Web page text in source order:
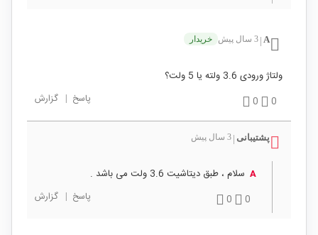
A 3 سال پیش خریدار
ولتاژ ورودی 3.6 ولته یا 5 ولت؟
0
0 پاسخ | گزارش
پشتیبانی 3 سال پیش
A سلام ، طبق دیتاشیت 3.6 ولت می باشد .
0
0 پاسخ | گزارش